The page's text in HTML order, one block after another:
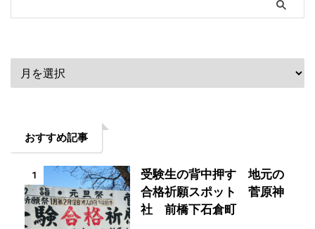
おすすめ記事
1
受験生の背中押す 地元の
合格祈願スポット 菅原神
社 前橋下石倉町